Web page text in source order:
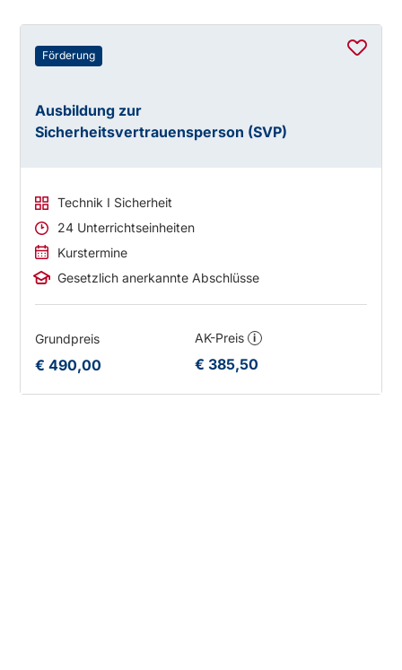
Förderung
Ausbildung zur
Sicherheitsvertrauensperson (SVP)
Technik I Sicherheit
24 Unterrichtseinheiten
Kurstermine
Gesetzlich anerkannte Abschlüsse
Grundpreis
€ 490,00
AK-Preis i
€ 385,50